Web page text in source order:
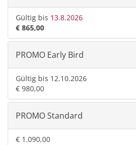
Gültig bis 13.8.2026
€ 865,00
PROMO Early Bird
Gültig bis 12.10.2026
€ 980,00
PROMO Standard
€ 1.090,00